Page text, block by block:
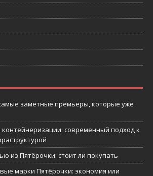
заметные премьеры, которые уже
контейнеризации: современный подход к
из Пятёрочки: стоит ли покупать
марки Пятёрочки: экономия или